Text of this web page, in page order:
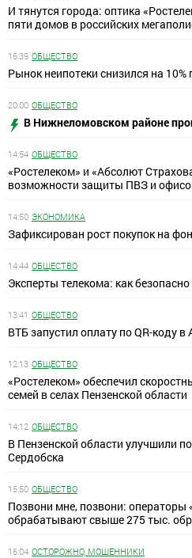
И тянутся города: оптика
пяти домов в российских
16:39 ОБЩЕСТВО
Рынок неипотеки снизился на
20:00 ОБЩЕСТВО
В Нижнеломовском районе
14:54 ОБЩЕСТВО
«Ростелеком» и «Абсолют
возможности защиты ПВЗ и
14:50 ЭКОНОМИКА
Зафиксирован рост покупок на
14:44 ОБЩЕСТВО
Эксперты телекома: как
13:41 ОБЩЕСТВО
ВТБ запустил оплату по QR-коду в
12:13 ОБЩЕСТВО
«Ростелеком» обеспечил
семей в селах Пензенской области
14:12 ОБЩЕСТВО
В Пензенской области улучшили
Сердобска
15:50 ОБЩЕСТВО
Позвони мне, позвони: операторы
обрабатывают свыше 275 тыс.
16:04 ОСТОРОЖНО, МОШЕННИКИ